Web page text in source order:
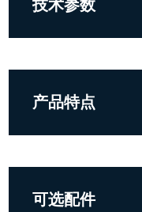
技术参数
产品特点
可选配件